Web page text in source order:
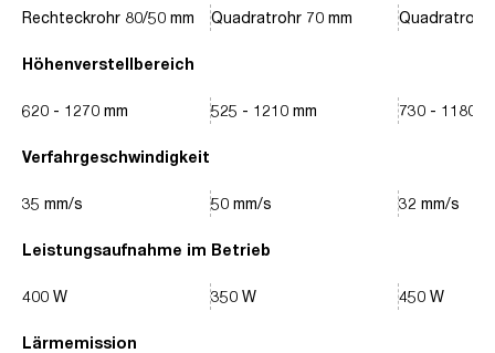
Höhenverstellbereich
Verfahrgeschwindigkeit
Leistungsaufnahme im Betrieb
Lärmemission
Rechteckrohr 80/50 mm
620 - 1270 mm
35 mm/s
400 W
Quadratrohr 70 mm
525 - 1210 mm
50 mm/s
350 W
Quadratrohr
730 - 1180
32 mm/s
450 W